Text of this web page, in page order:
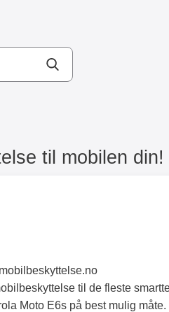
til mobilen din!
til de fleste
Moto E6s på best mulig